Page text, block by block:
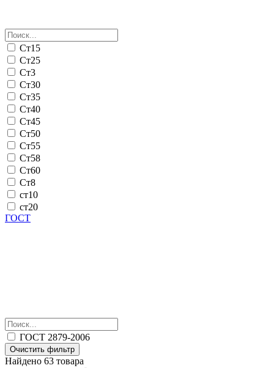
Ст15
Ст25
Ст3
Ст30
Ст35
Ст40
Ст45
Ст50
Ст55
Ст58
Ст60
Ст8
ст10
ст20
ГОСТ
ГОСТ 2879-2006
Очистить фильтр
Найдено 63 товара